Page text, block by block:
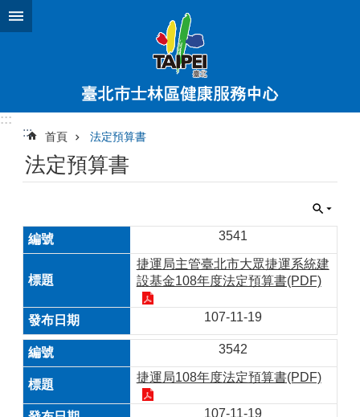
跳到主要內容區塊
:::
:::
首頁 法定預算書
法定預算書
3541
捷運局主管臺北市大眾捷運系統建
設基金108年度法定預算書(PDF)
107-11-19
3542
捷運局108年度法定預算書(PDF)
107-11-19